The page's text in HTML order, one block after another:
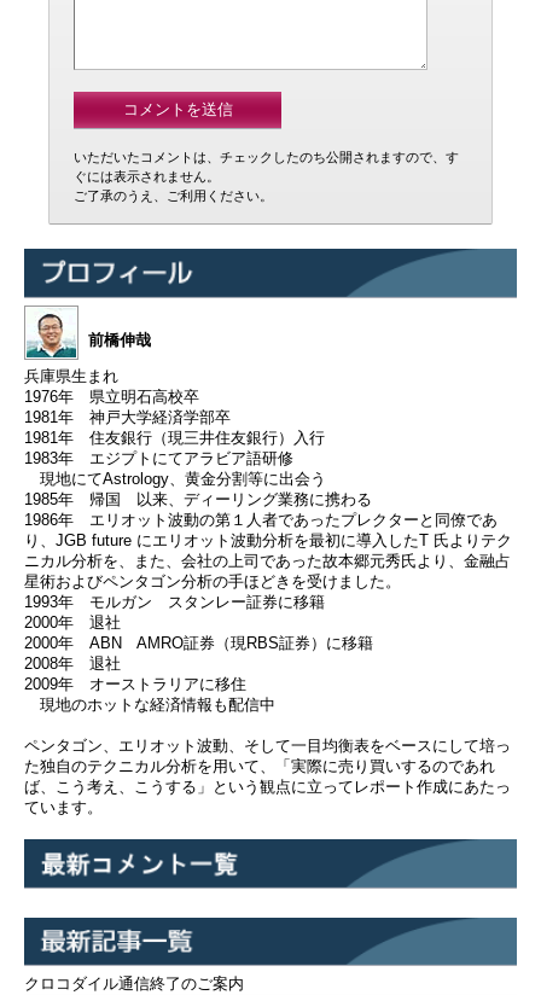
いただいたコメントは、チェックしたのち公開されますので、す
ぐには表示されません。
ご了承のうえ、ご利用ください。
前橋伸哉
兵庫県生まれ
1976年 県立明石高校卒
1981年 神戸大学経済学部卒
1981年 住友銀行（現三井住友銀行）入行
1983年 エジプトにてアラビア語研修
現地にてAstrology、黄金分割等に出会う
1985年 帰国 以来、ディーリング業務に携わる
1986年 エリオット波動の第１人者であったプレクターと同僚であ
り、JGB future にエリオット波動分析を最初に導入したT 氏よりテク
ニカル分析を、また、会社の上司であった故本郷元秀氏より、金融占
星術およびペンタゴン分析の手ほどきを受けました。
1993年 モルガン スタンレー証券に移籍
2000年 退社
2000年 ABN AMRO証券（現RBS証券）に移籍
2008年 退社
2009年 オーストラリアに移住
現地のホットな経済情報も配信中
ペンタゴン、エリオット波動、そして一目均衡表をベースにして培っ
た独自のテクニカル分析を用いて、「実際に売り買いするのであれ
ば、こう考え、こうする」という観点に立ってレポート作成にあたっ
ています。
クロコダイル通信終了のご案内